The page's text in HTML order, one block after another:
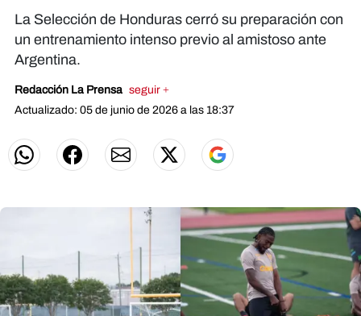
La Selección de Honduras cerró su preparación con
un entrenamiento intenso previo al amistoso ante
Argentina.
Redacción La Prensa seguir +
Actualizado: 05 de junio de 2026 a las 18:37